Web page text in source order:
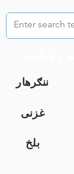
ننګرهار
غزنی
بلخ